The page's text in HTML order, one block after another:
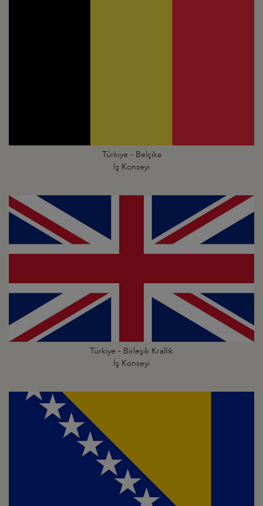
Türkiye - Belçika
İş Konseyi
Türkiye - Birleşik Krallık
İş Konseyi